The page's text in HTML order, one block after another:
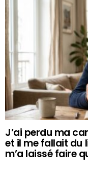
J’ai perdu ma
et il me fallait du
m’a laissé faire